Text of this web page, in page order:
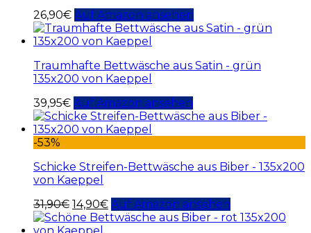
26,90€ Auf Amazon ansehen
Traumhafte Bettwäsche aus Satin - grün
135x200 von Kaeppel
39,95€ Auf Amazon ansehen
-53%
Schicke Streifen-Bettwäsche aus Biber - 135x200
von Kaeppel
31,90€ 14,90€ Auf Amazon ansehen